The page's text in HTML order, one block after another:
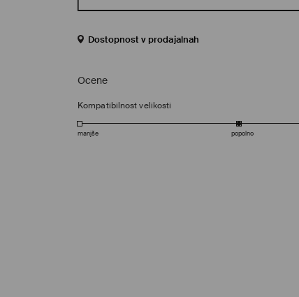
Dostopnost v prodajalnah
Ocene
Kompatibilnost velikosti
manjše popolno